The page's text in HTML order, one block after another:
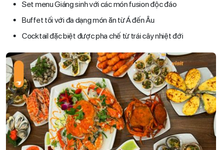
Set menu Giáng sinh với các món fusion độc đáo
Buffet tối với đa dạng món ăn từ Á đến Âu
Cocktail đặc biệt được pha chế từ trái cây nhiệt đới